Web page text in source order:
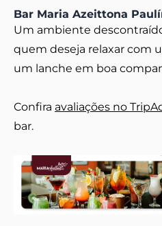
Bar Maria Azeittona
Um ambiente
quem deseja relaxar com
um lanche em boa
Confira avaliações no
bar.